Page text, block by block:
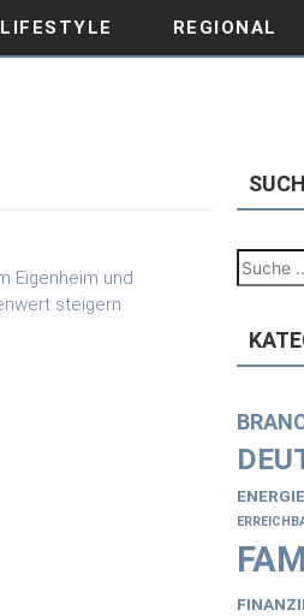
LIFESTYLE REGIONAL